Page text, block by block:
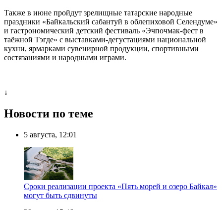
Также в июне пройдут зрелищные татарские народные
праздники «Байкальский сабантуй в облепиховой Селендуме»
и гастрономический детский фестиваль «Эчпочмак-фест в
таёжной Тэгде» с выставками-дегустациями национальной
кухни, ярмарками сувенирной продукции, спортивными
состязаниями и народными играми.
↓
Новости по теме
5 августа, 12:01
Сроки реализации проекта «Пять морей и озеро Байкал»
могут быть сдвинуты